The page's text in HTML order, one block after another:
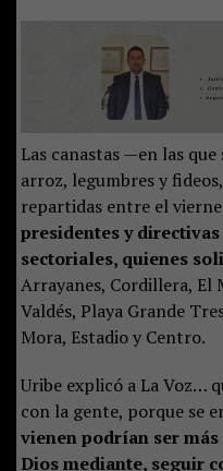
Las canastas —en las
arroz, legumbres y
repartidas entre el
presidentes y
sectoriales, quienes
Arrayanes, Cordillera, El
Valdés, Playa Grande
Mora, Estadio y Centro.
Uribe explicó a La Voz…
con la gente, porque se
vienen podrían ser más
Dios mediante, seguir